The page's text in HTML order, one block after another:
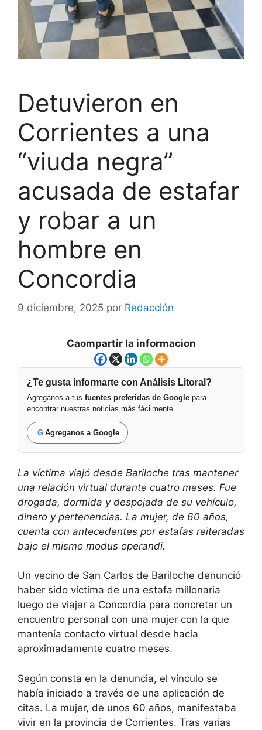
Detuvieron en
Corrientes a una
“viuda negra”
acusada de estafar
y robar a un
hombre en
Concordia
9 diciembre, 2025 por Redacción
Caompartir la informacion
¿Te gusta informarte con Análisis Litoral?
Agreganos a tus fuentes preferidas de Google para
encontrar nuestras noticias más fácilmente.
G Agreganos a Google
La víctima viajó desde Bariloche tras mantener
una relación virtual durante cuatro meses. Fue
drogada, dormida y despojada de su vehículo,
dinero y pertenencias. La mujer, de 60 años,
cuenta con antecedentes por estafas reiteradas
bajo el mismo modus operandi.
Un vecino de San Carlos de Bariloche denunció
haber sido víctima de una estafa millonaria
luego de viajar a Concordia para concretar un
encuentro personal con una mujer con la que
mantenía contacto virtual desde hacía
aproximadamente cuatro meses.
Según consta en la denuncia, el vínculo se
había iniciado a través de una aplicación de
citas. La mujer, de unos 60 años, manifestaba
vivir en la provincia de Corrientes. Tras varias